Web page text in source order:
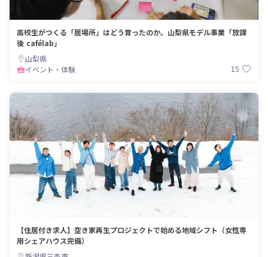
高校生がつくる「居場所」はどう育ったのか。山梨県モデル事業「放課
後 cafélab」
山梨県
イベント・体験
15
【住居付き求人】空き家再生プロジェクトで始める地域シフト（女性専
用シェアハウス完備）